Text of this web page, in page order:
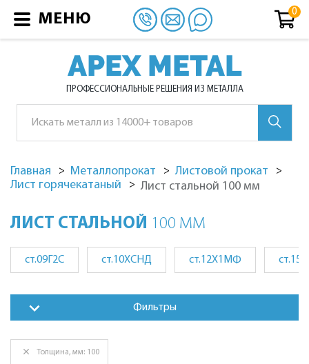
APEX METAL
ПРОФЕССИОНАЛЬНЫЕ РЕШЕНИЯ ИЗ МЕТАЛЛА
Главная Металлопрокат
Листовой прокат
Лист горячекатаный
Лист стальной 100 мм
ЛИСТ СТАЛЬНОЙ 100 ММ
ст.09Г2С ст.10ХСНД ст.12Х1МФ
Фильтры
Толщина, мм: 100
МЕНЮ